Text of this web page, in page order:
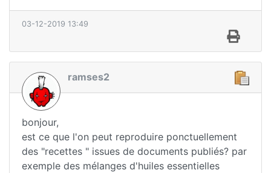
03-12-2019 13:49
ramses2
bonjour,
est ce que l'on peut reproduire ponctuellement
des "recettes " issues de documents publiés? par
exemple des mélanges d'huiles essentielles